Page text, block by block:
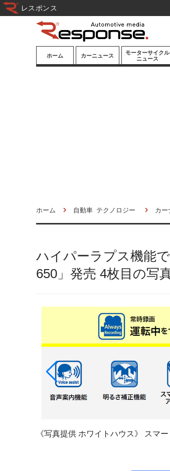
ホーム カーニュース
モーターサイクル
ニュース
ホーム 自動車 テクノロジー カー
ハイパーラプス機能
650」発売 4枚目の写
《写真提供 ホワイトハウス》 スマ
レスポンス